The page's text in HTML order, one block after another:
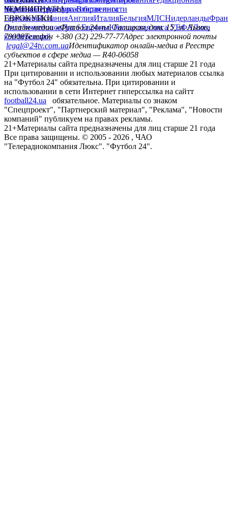
политикаСтруктура собственности
УкраинаПервая лигаВторая лига
ЧЕМПИОНАТЫ
ГерманияИспанияАнглияИталияБельгияМЛСНидерланды
ЕВРОКУБКИ
Лига чемпионовЛига ЕвропыЮношеская лига УЕФАЛига
конференций
Онлайн-медиа «Футбол 24»пл. Галицкая, дом. 15, м. Львов,
79008Телефон +380 (32) 229-77-77Адрес электронной почты
legal@24tv.com.uaИдентификатор онлайн-медиа в Реестре
субъектов в сфере медиа — R40-06058
21+Материалы сайта предназначены для лиц старше 21 года
При цитировании и использовании любых материалов ссылка
на "Футбол 24" обязательна. При цитировании и
использовании в сети Интернет гиперссылка на сайтт
football24.ua
обязательное. Материалы со знаком
"Спецпроект", "Партнерский материал", "Реклама", "Новости
компаний" публикуем на правах рекламы.
21+Материалы сайта предназначены для лиц старше 21 года
Все права защищены. © 2005 - 2026 , ЧАО
"Телерадиокомпания Люкс". "Футбол 24".